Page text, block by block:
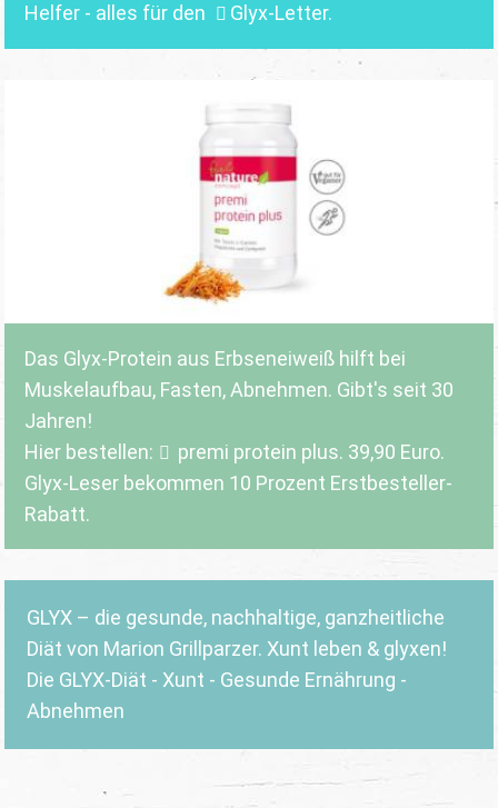
Helfer - alles für den
Glyx-Letter.
Das Glyx-Protein aus Erbseneiweiß hilft bei
Muskelaufbau, Fasten, Abnehmen. Gibt's seit 30
Jahren!
Hier bestellen:
premi protein plus. 39,90 Euro.
Glyx-Leser bekommen 10 Prozent Erstbesteller-
Rabatt.
GLYX – die gesunde, nachhaltige, ganzheitliche
Diät von Marion Grillparzer. Xunt leben & glyxen!
Die GLYX-Diät - Xunt - Gesunde Ernährung -
Abnehmen